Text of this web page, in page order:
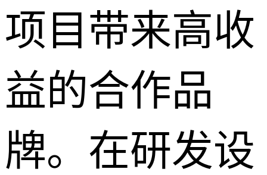
项目带来高收
益的合作品
牌。在研发设